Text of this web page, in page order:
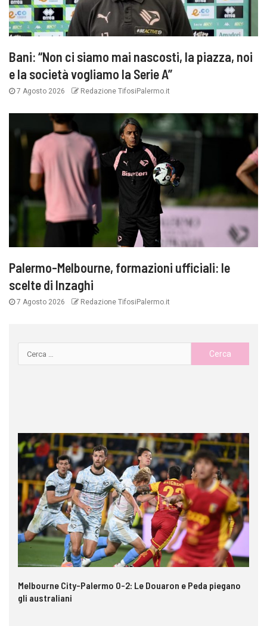
Bani: “Non ci siamo mai nascosti, la piazza, noi
e la società vogliamo la Serie A”
7 Agosto 2026 Redazione TifosiPalermo.it
Palermo-Melbourne, formazioni ufficiali: le
scelte di Inzaghi
7 Agosto 2026 Redazione TifosiPalermo.it
Melbourne City-Palermo 0-2: Le Douaron e Peda piegano
gli australiani